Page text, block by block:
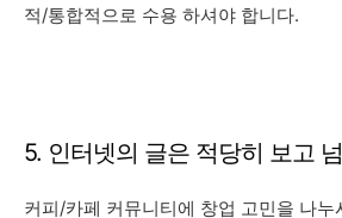
적/통합적으로 수용 하셔야 합니다.
5. 인터넷의 글은 적당히 보고
커피/카페 커뮤니티에 창업 고민을 나누